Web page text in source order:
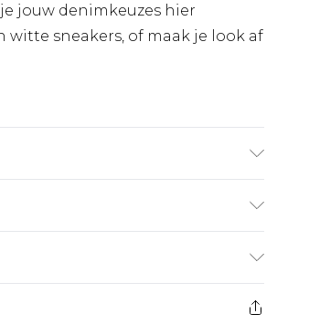
jouw denimkeuzes hier
witte sneakers, of maak je look af
€7.99
€17.99